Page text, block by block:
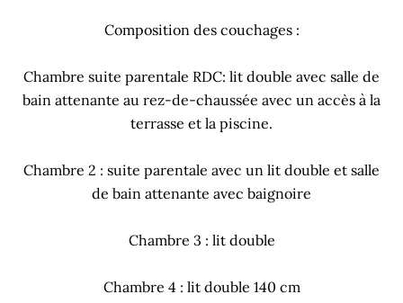
Composition des couchages :
Chambre suite parentale RDC: lit double avec salle de
bain attenante au rez-de-chaussée avec un accès à la
terrasse et la piscine.
Chambre 2 : suite parentale avec un lit double et salle
de bain attenante avec baignoire
Chambre 3 : lit double
Chambre 4 : lit double 140 cm